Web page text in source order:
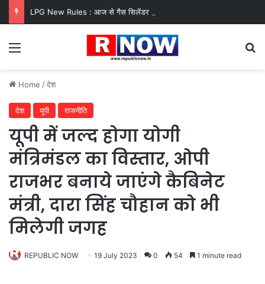
Menu
Home /देश
देश यूपी राजनीति
यूपी में जल्द होगा योगी
मंत्रिमंडल का विस्तार, ओपी
राजभर बनाये जाएंगे कैबिनेट
मंत्री, दारा सिंह चौहान को भी
मिलेगी जगह
REPUBLIC NOW 19 July 2023 0 54 1 minute read